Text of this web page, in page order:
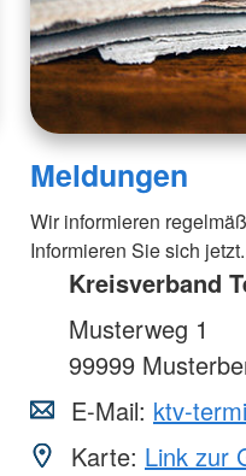
Meldungen
Wir informieren
Informieren Sie sich jetzt.
Kreisverband
Musterweg 1
99999
E-Mail: ktv-
Karte: Link zur